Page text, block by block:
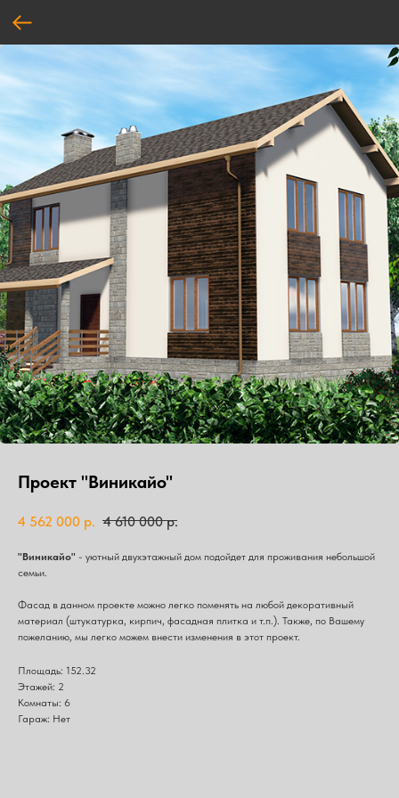
Проект "Виникайо"
4 562 000 р. 4 610 000 р.
"Виникайо" - уютный двухэтажный дом подойдет для проживания небольшой
семьи.
Фасад в данном проекте можно легко поменять на любой декоративный
материал (штукатурка, кирпич, фасадная плитка и т.п.). Также, по Вашему
пожеланию, мы легко можем внести изменения в этот проект.
Площадь: 152.32
Этажей: 2
Комнаты: 6
Гараж: Нет